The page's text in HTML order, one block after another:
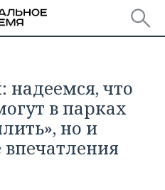
что
в парках
но и